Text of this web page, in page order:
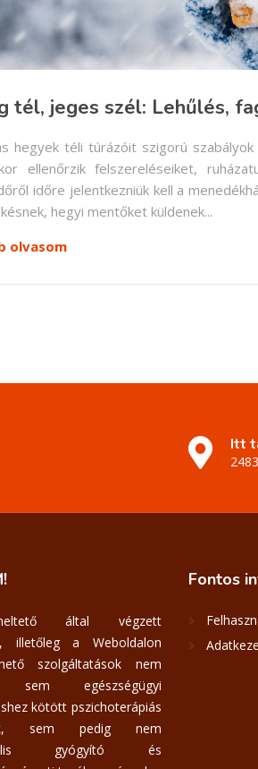
tél, jeges szél: Lehűlés,
hegyek téli túrázóit szigorú
ellenőrzik felszereléseiket,
időre jelentkezniük kell a
hegyi mentőket küldenek...
olvasom
Itt
által végzett
illetőleg a Weboldalon
szolgáltatások nem
sem egészségügyi
kötött pszichoterápiás
sem pedig nem
gyógyító és
Fontos